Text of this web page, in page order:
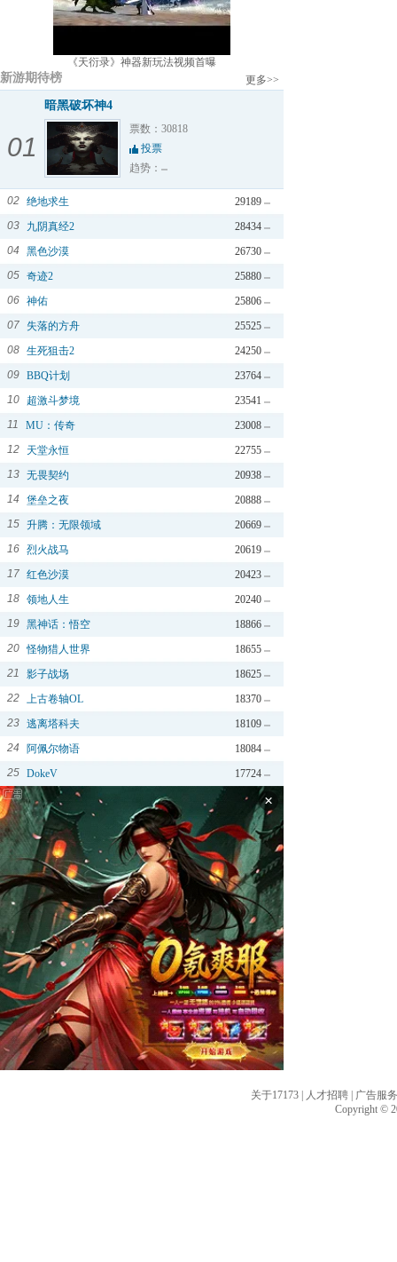
《天衍录》神器新玩法视频首曝
新游期待榜 更多>>
01
暗黑破坏神4
票数：30818
投票
趋势：
02 29189
绝地求生
03
28434
九阴真经2
04
26730
黑色沙漠
05
25880
奇迹2
06
25806
神佑
07
25525
失落的方舟
08
24250
生死狙击2
09
23764
BBQ计划
10
23541
超激斗梦境
11
23008
MU：传奇
12
22755
天堂永恒
13
20938
无畏契约
14
20888
堡垒之夜
15
20669
升腾：无限领域
16
20619
烈火战马
17
20423
红色沙漠
18
20240
领地人生
19
18866
黑神话：悟空
20
18655
怪物猎人世界
21
18625
影子战场
22
18370
上古卷轴OL
23
18109
逃离塔科夫
24
18084
阿佩尔物语
25
17724
DokeV
×
关于17173 人才招聘
广告服务
Copyright ©